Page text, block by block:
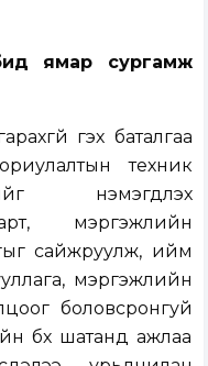
ямар сургамж
гэх баталгаа
техник
нэмэгдүүлэх
мэргэжлийн
сайжруулж, ийм
мэргэжлийн
боловсронгуй
бүх шатанд ажлаа